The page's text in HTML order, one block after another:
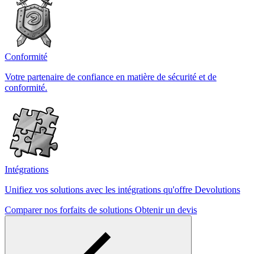
Conformité
Votre partenaire de confiance en matière de sécurité et de
conformité.
Intégrations
Unifiez vos solutions avec les intégrations qu'offre Devolutions
Comparer nos forfaits de solutions Obtenir un devis